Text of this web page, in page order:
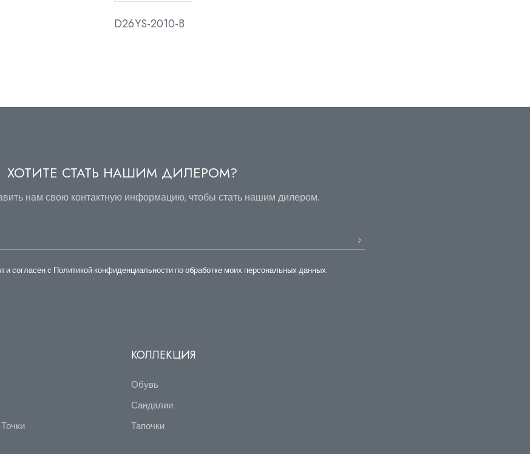
D26YS-2010-B
ХОТИТЕ СТАТЬ НАШИМ ДИЛЕРОМ?
нам свою контактную информацию, чтобы стать нашим дилером.
и согласен с Политикой конфиденциальности по обработке моих персональных данных.
КОЛЛЕКЦИЯ
Обувь
Сандалии
Тапочки